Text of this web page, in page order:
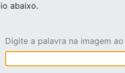
abaixo.
Digite a palavra na imagem